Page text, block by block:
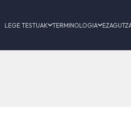
LEGE TESTUAK TERMINOLOGIA